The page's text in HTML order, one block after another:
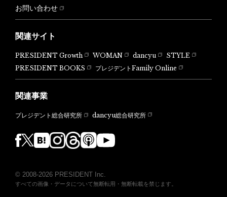
お問い合わせ
関連サイト
PRESIDENT Growth WOMAN dancyu
STYLE
PRESIDENT BOOKS
プレジデントFamily Online
関連事業
プレジデント総合研究所 dancyu総合研究所
© 2008-2026 PRESIDENT Inc.
すべての画像・データについて無断転用・無断転載を禁じます。